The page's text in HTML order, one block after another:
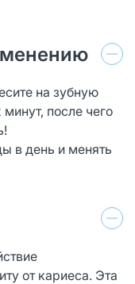
на зубную
после чего
в день и менять
от кариеса. Эта